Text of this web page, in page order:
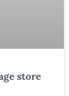
store